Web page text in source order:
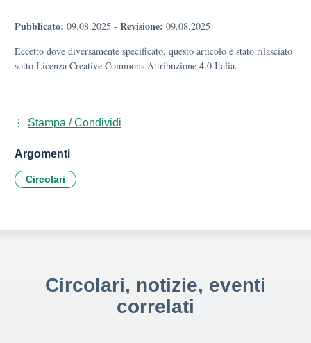
Pubblicato: 09.08.2025 - Revisione: 09.08.2025
Eccetto dove diversamente specificato, questo articolo è stato rilasciato
sotto Licenza Creative Commons Attribuzione 4.0 Italia.
Stampa / Condividi
Argomenti
Circolari
Circolari, notizie, eventi
correlati